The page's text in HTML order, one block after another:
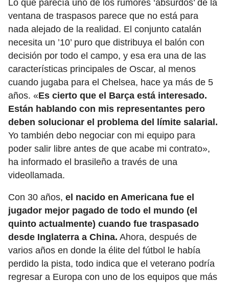
Lo que parecía uno de los rumores ‘absurdos’ de la
ventana de traspasos parece que no está para
nada alejado de la realidad. El conjunto catalán
necesita un ’10’ puro que distribuya el balón con
decisión por todo el campo, y esa era una de las
características principales de Oscar, al menos
cuando jugaba para el Chelsea, hace ya más de 5
años. «Es cierto que el Barça está interesado.
Están hablando con mis representantes pero
deben solucionar el problema del límite salarial.
Yo también debo negociar con mi equipo para
poder salir libre antes de que acabe mi contrato»,
ha informado el brasileño a través de una
videollamada.
Con 30 años, el nacido en Americana fue el
jugador mejor pagado de todo el mundo (el
quinto actualmente) cuando fue traspasado
desde Inglaterra a China. Ahora, después de
varios años en donde la élite del fútbol le había
perdido la pista, todo indica que el veterano podría
regresar a Europa con uno de los equipos que más